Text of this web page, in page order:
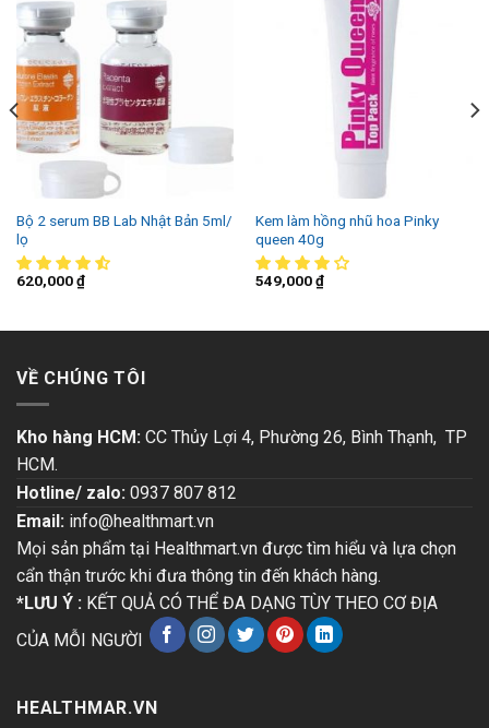
Bộ 2 serum BB Lab Nhật Bản 5ml/
lọ
620,000₫
Kem làm hồng nhũ hoa Pinky
queen 40g
549,000₫
VỀ CHÚNG TÔI
Kho hàng HCM: CC Thủy Lợi 4, Phường 26, Bình Thạnh, TP
HCM.
Hotline/ zalo: 0937 807 812
Email: info@healthmart.vn
Mọi sản phẩm tại Healthmart.vn được tìm hiểu và lựa chọn
cẩn thận trước khi đưa thông tin đến khách hàng.
*LƯU Ý : KẾT QUẢ CÓ THỂ ĐA DẠNG TÙY THEO CƠ ĐỊA
CỦA MỖI NGƯỜI
HEALTHMAR.VN